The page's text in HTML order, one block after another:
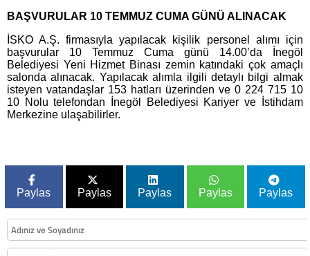
BAŞVURULAR 10 TEMMUZ CUMA GÜNÜ ALINACAK
İSKO A.Ş. firmasıyla yapılacak kişilik personel alımı için
başvurular 10 Temmuz Cuma günü 14.00’da İnegöl
Belediyesi Yeni Hizmet Binası zemin katındaki çok amaçlı
salonda alınacak. Yapılacak alımla ilgili detaylı bilgi almak
isteyen vatandaşlar 153 hatları üzerinden ve 0 224 715 10
10 Nolu telefondan İnegöl Belediyesi Kariyer ve İstihdam
Merkezine ulaşabilirler.
Paylas Paylas Paylas Paylas Paylas